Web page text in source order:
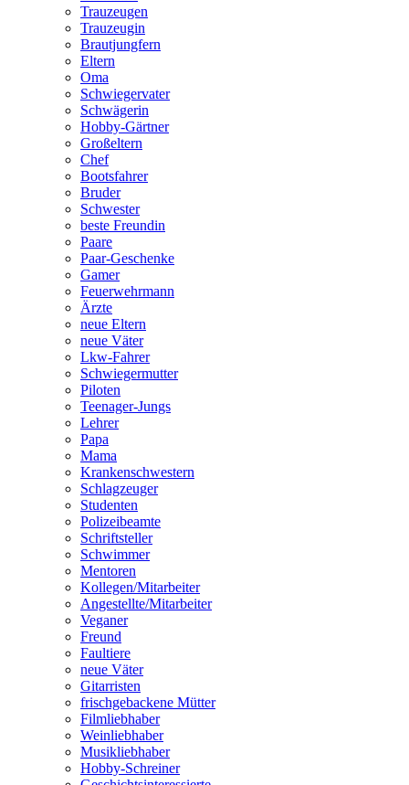
Trauzeugen
Trauzeugin
Brautjungfern
Eltern
Oma
Schwiegervater
Schwägerin
Hobby-Gärtner
Großeltern
Chef
Bootsfahrer
Bruder
Schwester
beste Freundin
Paare
Paar-Geschenke
Gamer
Feuerwehrmann
Ärzte
neue Eltern
neue Väter
Lkw-Fahrer
Schwiegermutter
Piloten
Teenager-Jungs
Lehrer
Papa
Mama
Krankenschwestern
Schlagzeuger
Studenten
Polizeibeamte
Schriftsteller
Schwimmer
Mentoren
Kollegen/Mitarbeiter
Angestellte/Mitarbeiter
Veganer
Freund
Faultiere
neue Väter
Gitarristen
frischgebackene Mütter
Filmliebhaber
Weinliebhaber
Musikliebhaber
Hobby-Schreiner